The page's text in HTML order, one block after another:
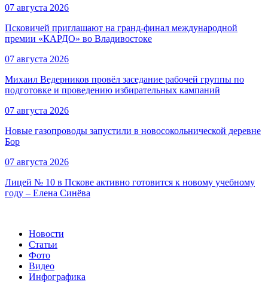
07 августа 2026
Псковичей приглашают на гранд‑финал международной
премии «КАРДО» во Владивостоке
07 августа 2026
Михаил Ведерников провёл заседание рабочей группы по
подготовке и проведению избирательных кампаний
07 августа 2026
Новые газопроводы запустили в новосокольнической деревне
Бор
07 августа 2026
Лицей № 10 в Пскове активно готовится к новому учебному
году – Елена Синёва
Новости
Статьи
Фото
Видео
Инфографика